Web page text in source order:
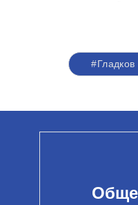
#Гладков